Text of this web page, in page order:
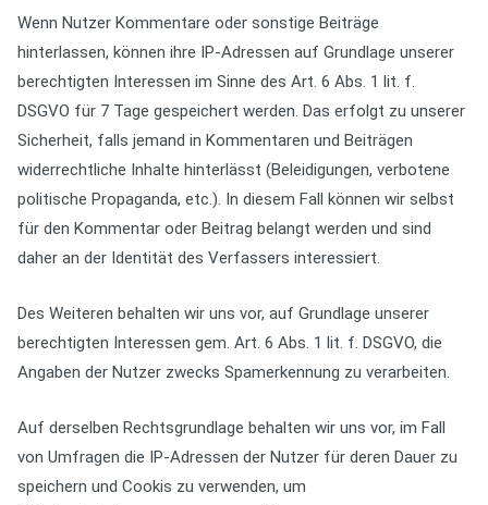
Wenn Nutzer Kommentare oder sonstige Beiträge
hinterlassen, können ihre IP-Adressen auf Grundlage unserer
berechtigten Interessen im Sinne des Art. 6 Abs. 1 lit. f.
DSGVO für 7 Tage gespeichert werden. Das erfolgt zu unserer
Sicherheit, falls jemand in Kommentaren und Beiträgen
widerrechtliche Inhalte hinterlässt (Beleidigungen, verbotene
politische Propaganda, etc.). In diesem Fall können wir selbst
für den Kommentar oder Beitrag belangt werden und sind
daher an der Identität des Verfassers interessiert.
Des Weiteren behalten wir uns vor, auf Grundlage unserer
berechtigten Interessen gem. Art. 6 Abs. 1 lit. f. DSGVO, die
Angaben der Nutzer zwecks Spamerkennung zu verarbeiten.
Auf derselben Rechtsgrundlage behalten wir uns vor, im Fall
von Umfragen die IP-Adressen der Nutzer für deren Dauer zu
speichern und Cookis zu verwenden, um